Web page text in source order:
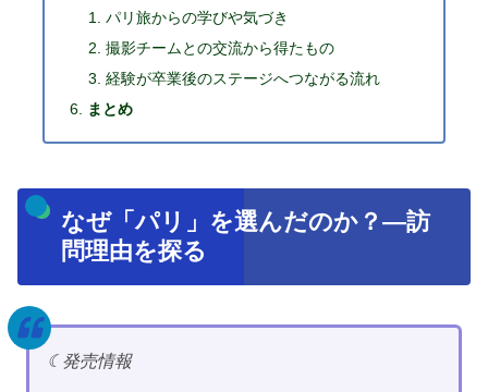
パリ旅からの学びや気づき
撮影チームとの交流から得たもの
経験が卒業後のステージへつながる流れ
まとめ
なぜ「パリ」を選んだのか？—訪
問理由を探る
☾発売情報